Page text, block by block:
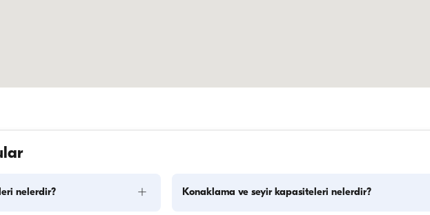
nelerdir? + Konaklama ve seyir kapasiteleri nelerdir?